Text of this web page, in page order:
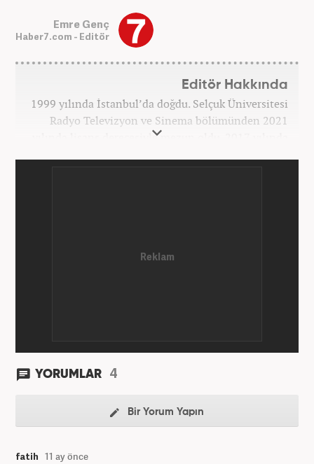
Emre Genç
Haber7.com - Editör
Editör Hakkında
1999 yılında İstanbul’da doğdu. Selçuk Üniversitesi
Radyo Televizyon ve Sinema bölümünden 2021
yılında lisans derecesiyle mezun oldu. 2017 yılında
Kanal 7 Medya Grubu’na bağlı Haber7.com’da editör
YORUMLAR 4
Bir Yorum Yapın
fatih 11 ay önce